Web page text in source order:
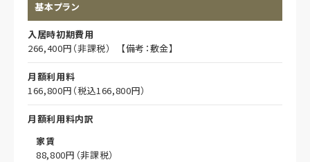
基本プラン
入居時初期費用
266,400円（非課税） 【備考：敷金】
月額利用料
166,800円（税込166,800円）
月額利用料内訳
家賃
88,800円（非課税）